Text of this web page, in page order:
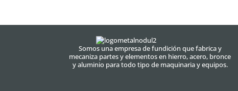
Somos una empresa de fundición que fabrica y
mecaniza partes y elementos en hierro, acero, bronce
y aluminio para todo tipo de maquinaria y equipos.